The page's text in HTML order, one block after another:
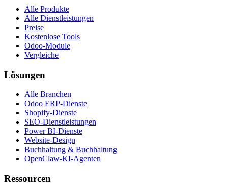
Alle Produkte
Alle Dienstleistungen
Preise
Kostenlose Tools
Odoo-Module
Vergleiche
Lösungen
Alle Branchen
Odoo ERP-Dienste
Shopify-Dienste
SEO-Dienstleistungen
Power BI-Dienste
Website-Design
Buchhaltung & Buchhaltung
OpenClaw-KI-Agenten
Ressourcen